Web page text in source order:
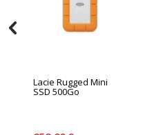
Lacie Rugged Mini
SSD 500Go